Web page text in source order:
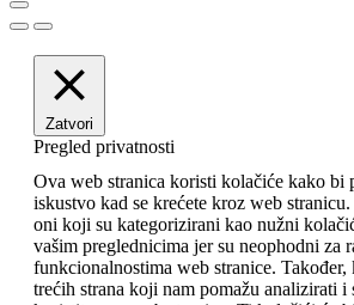
Zatvori
Pregled privatnosti
Ova web stranica koristi kolačiće kako bi
iskustvo kad se krećete kroz web
oni koji su kategorizirani kao nužni
vašim preglednicima jer su neophodni za
funkcionalnostima web stranice.
trećih strana koji nam pomažu analizirati i